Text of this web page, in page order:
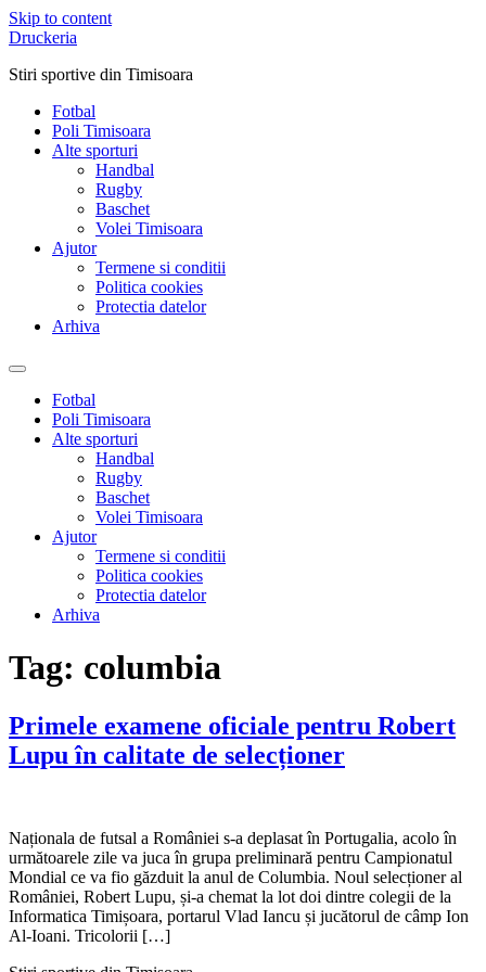
Skip to content
Druckeria
Stiri sportive din Timisoara
Fotbal
Poli Timisoara
Alte sporturi
Handbal
Rugby
Baschet
Volei Timisoara
Ajutor
Termene si conditii
Politica cookies
Protectia datelor
Arhiva
Fotbal
Poli Timisoara
Alte sporturi
Handbal
Rugby
Baschet
Volei Timisoara
Ajutor
Termene si conditii
Politica cookies
Protectia datelor
Arhiva
Tag: columbia
Primele examene oficiale pentru Robert
Lupu în calitate de selecționer
Naționala de futsal a României s-a deplasat în Portugalia, acolo în
următoarele zile va juca în grupa preliminară pentru Campionatul
Mondial ce va fio găzduit la anul de Columbia. Noul selecționer al
României, Robert Lupu, și-a chemat la lot doi dintre colegii de la
Informatica Timișoara, portarul Vlad Iancu și jucătorul de câmp Ion
Al-Ioani. Tricolorii […]